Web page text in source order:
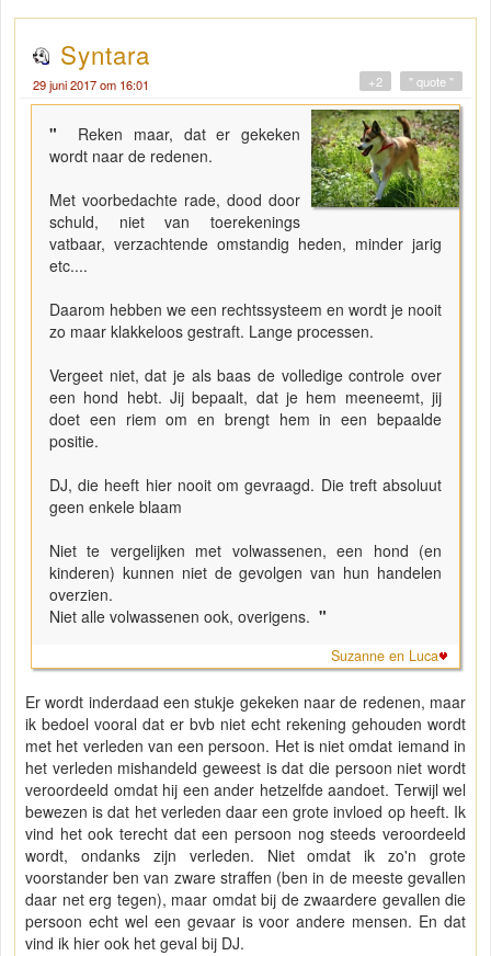
Syntara
29 juni 2017 om 16:01 " quote "
+2
"
Reken maar, dat er gekeken
wordt naar de redenen.
Met voorbedachte rade, dood door
schuld, niet van toerekenings
vatbaar, verzachtende omstandig heden, minder jarig
etc....
Daarom hebben we een rechtssysteem en wordt je nooit
zo maar klakkeloos gestraft. Lange processen.
Vergeet niet, dat je als baas de volledige controle over
een hond hebt. Jij bepaalt, dat je hem meeneemt, jij
doet een riem om en brengt hem in een bepaalde
positie.
DJ, die heeft hier nooit om gevraagd. Die treft absoluut
geen enkele blaam
Niet te vergelijken met volwassenen, een hond (en
kinderen) kunnen niet de gevolgen van hun handelen
overzien.
Niet alle volwassenen ook, overigens. "
Suzanne en Luca
Er wordt inderdaad een stukje gekeken naar de redenen, maar
ik bedoel vooral dat er bvb niet echt rekening gehouden wordt
met het verleden van een persoon. Het is niet omdat iemand in
het verleden mishandeld geweest is dat die persoon niet wordt
veroordeeld omdat hij een ander hetzelfde aandoet. Terwijl wel
bewezen is dat het verleden daar een grote invloed op heeft. Ik
vind het ook terecht dat een persoon nog steeds veroordeeld
wordt, ondanks zijn verleden. Niet omdat ik zo'n grote
voorstander ben van zware straffen (ben in de meeste gevallen
daar net erg tegen), maar omdat bij de zwaardere gevallen die
persoon echt wel een gevaar is voor andere mensen. En dat
vind ik hier ook het geval bij DJ.